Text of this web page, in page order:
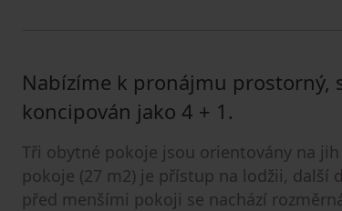
Nabízíme k pronájmu prostorný,
koncipován jako 4 + 1.
Tři obytné pokoje jsou orientovány na
pokoje (27 m2) je přístup na lodžii, další
před menšími pokoji se nachází